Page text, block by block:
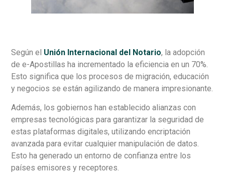
Según el Unión Internacional del Notario, la adopción
de e-Apostillas ha incrementado la eficiencia en un 70%.
Esto significa que los procesos de migración, educación
y negocios se están agilizando de manera impresionante.
Además, los gobiernos han establecido alianzas con
empresas tecnológicas para garantizar la seguridad de
estas plataformas digitales, utilizando encriptación
avanzada para evitar cualquier manipulación de datos.
Esto ha generado un entorno de confianza entre los
países emisores y receptores.